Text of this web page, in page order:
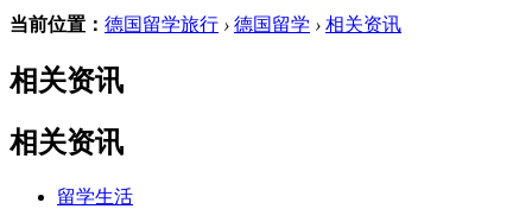
当前位置： 德国留学旅行 › 德国留学 › 相关资讯
相关资讯
相关资讯
留学生活